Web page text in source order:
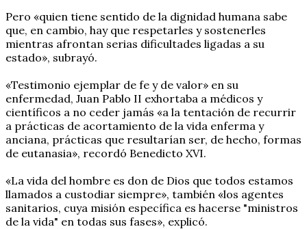
Pero «quien tiene sentido de la dignidad humana sabe
que, en cambio, hay que respetarles y sostenerles
mientras afrontan serias dificultades ligadas a su
estado», subrayó.
«Testimonio ejemplar de fe y de valor» en su
enfermedad, Juan Pablo II exhortaba a médicos y
científicos a no ceder jamás «a la tentación de recurrir
a prácticas de acortamiento de la vida enferma y
anciana, prácticas que resultarían ser, de hecho, formas
de eutanasia», recordó Benedicto XVI.
«La vida del hombre es don de Dios que todos estamos
llamados a custodiar siempre», también «los agentes
sanitarios, cuya misión específica es hacerse "ministros
de la vida" en todas sus fases», explicó.